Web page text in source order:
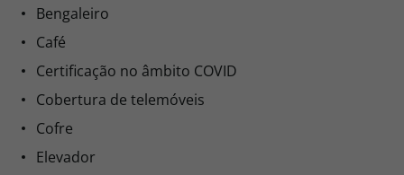
Bengaleiro
Café
Certificação no âmbito COVID
Cobertura de telemóveis
Cofre
Elevador